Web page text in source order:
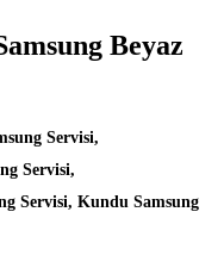
Beyaz
Servisi,
Servisi,
Servisi, Kundu Samsung